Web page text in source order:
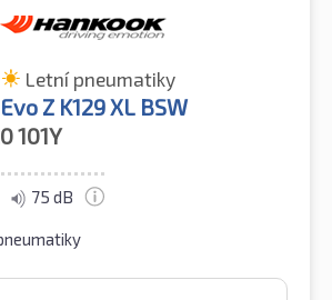
Letní pneumatiky
Z K129 XL BSW
101Y
75 dB